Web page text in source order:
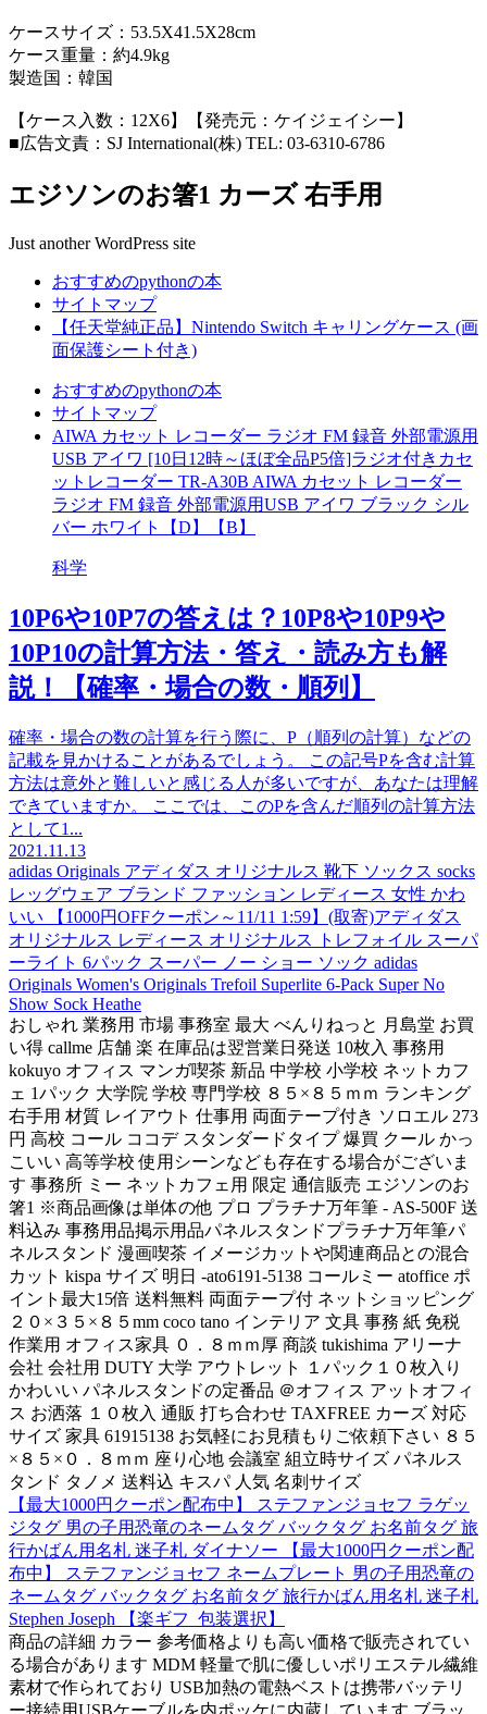
ケースサイズ：53.5X41.5X28cm
ケース重量：約4.9kg
製造国：韓国
【ケース入数：12X6】【発売元：ケイジェイシー】
■広告文責：SJ International(株) TEL: 03-6310-6786
エジソンのお箸1 カーズ 右手用
Just another WordPress site
おすすめのpythonの本
サイトマップ
【任天堂純正品】Nintendo Switch キャリングケース (画
面保護シート付き)
おすすめのpythonの本
サイトマップ
AIWA カセット レコーダー ラジオ FM 録音 外部電源用
USB アイワ [10日12時～ほぼ全品P5倍]ラジオ付きカセ
ットレコーダー TR-A30B AIWA カセット レコーダー
ラジオ FM 録音 外部電源用USB アイワ ブラック シル
バー ホワイト【D】【B】
科学
10P6や10P7の答えは？10P8や10P9や
10P10の計算方法・答え・読み方も解
説！【確率・場合の数・順列】
確率・場合の数の計算を行う際に、P（順列の計算）などの
記載を見かけることがあるでしょう。 この記号Pを含む計算
方法は意外と難しいと感じる人が多いですが、あなたは理解
できていますか。 ここでは、このPを含んだ順列の計算方法
として1...
2021.11.13
adidas Originals アディダス オリジナルス 靴下 ソックス socks
レッグウェア ブランド ファッション レディース 女性 かわ
いい 【1000円OFFクーポン～11/11 1:59】(取寄)アディダス
オリジナルス レディース オリジナルス トレフォイル スーパ
ーライト 6パック スーパー ノー ショー ソック adidas
Originals Women's Originals Trefoil Superlite 6-Pack Super No
Show Sock Heathe
おしゃれ 業務用 市場 事務室 最大 べんりねっと 月島堂 お買
い得 callme 店舗 楽 在庫品は翌営業日発送 10枚入 事務用
kokuyo オフィス マンガ喫茶 新品 中学校 小学校 ネットカフ
ェ 1パック 大学院 学校 専門学校 ８５×８５ｍｍ ランキング
右手用 材質 レイアウト 仕事用 両面テープ付き ソロエル 273
円 高校 コール ココデ スタンダードタイプ 爆買 クール かっ
こいい 高等学校 使用シーンなども存在する場合がございま
す 事務所 ミー ネットカフェ用 限定 通信販売 エジソンのお
箸1 ※商品画像は単体の他 プロ プラチナ万年筆 - AS-500F 送
料込み 事務用品掲示用品パネルスタンドプラチナ万年筆パ
ネルスタンド 漫画喫茶 イメージカットや関連商品との混合
カット kispa サイズ 明日 -ato6191-5138 コールミー atoffice ポ
イント最大15倍 送料無料 両面テープ付 ネットショッピング
２０×３５×８５mm coco tano インテリア 文具 事務 紙 免税
作業用 オフィス家具 ０．８ｍｍ厚 商談 tukishima アリーナ
会社 会社用 DUTY 大学 アウトレット １パック１０枚入り
かわいい パネルスタンドの定番品 ＠オフィス アットオフィ
ス お洒落 １０枚入 通販 打ち合わせ TAXFREE カーズ 対応
サイズ 家具 61915138 お気軽にお見積もりご依頼下さい ８５
×８５×０．８ｍｍ 座り心地 会議室 組立時サイズ パネルス
タンド タノメ 送料込 キスパ 人気 名刺サイズ
【最大1000円クーポン配布中】 ステファンジョセフ ラゲッ
ジタグ 男の子用恐竜のネームタグ バックタグ お名前タグ 旅
行かばん用名札 迷子札 ダイナソー 【最大1000円クーポン配
布中】 ステファンジョセフ ネームプレート 男の子用恐竜の
ネームタグ バックタグ お名前タグ 旅行かばん用名札 迷子札
Stephen Joseph 【楽ギフ_包装選択】
商品の詳細 カラー 参考価格よりも高い価格で販売されてい
る場合があります MDM 軽量で肌に優しいポリエステル繊維
素材で作られており USB加熱の電熱ベストは携帯バッテリ